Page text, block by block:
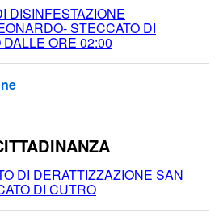
DISINFESTAZIONE
STECCATO DI
DALLE ORE 02:00
DI DERATTIZZAZIONE SAN
DI CUTRO